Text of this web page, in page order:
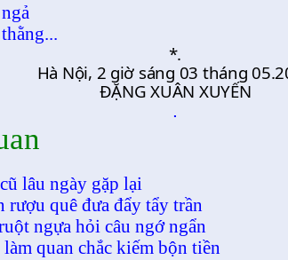
*.
Hà Nội, 2 giờ sáng 03 tháng
ĐẶNG XUÂN XUYẾN
.
lâu ngày gặp lại
rượu quê đưa đẩy tẩy trần
ngựa hỏi câu ngớ ngẩn
quan chắc kiếm bộn tiền